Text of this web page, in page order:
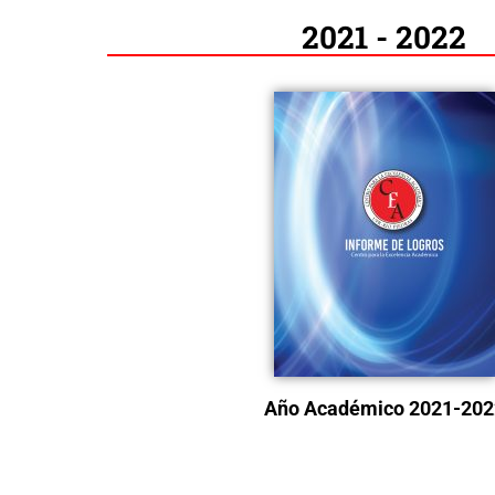
2021 - 2022
Año Académico 2021-